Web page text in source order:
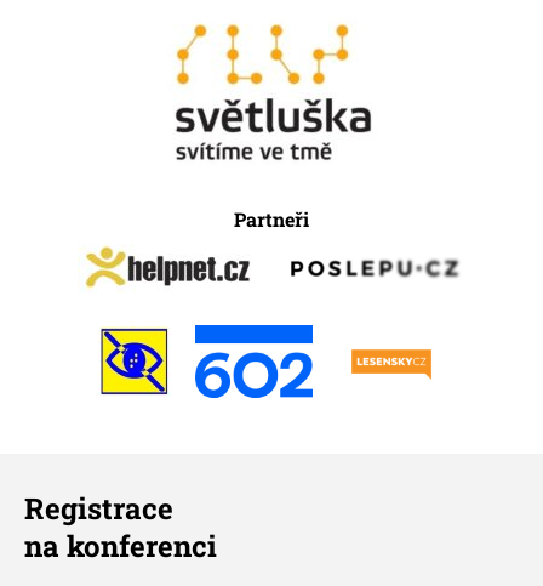
Partneři
Registrace
na konferenci